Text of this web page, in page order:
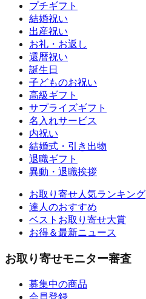
プチギフト
結婚祝い
出産祝い
お礼・お返し
還暦祝い
誕生日
子どものお祝い
高級ギフト
サプライズギフト
名入れサービス
内祝い
結婚式・引き出物
退職ギフト
異動・退職挨拶
お取り寄せ人気ランキング
達人のおすすめ
ベストお取り寄せ大賞
お得＆最新ニュース
お取り寄せモニター審査
募集中の商品
会員登録